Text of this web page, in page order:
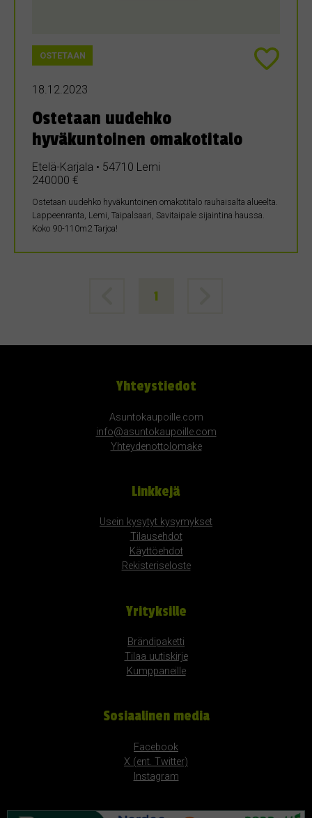
OSTETAAN
18.12.2023
Ostetaan uudehko
hyväkuntoinen omakotitalo
Etelä-Karjala • 54710 Lemi
240000 €
Ostetaan uudehko hyväkuntoinen omakotitalo rauhaisalta alueelta.
Lappeenranta, Lemi, Taipalsaari, Savitaipale sijaintina haussa.
Koko 90-110m2 Tarjoa!
1
Yhteystiedot
Asuntokaupoille.com
info@asuntokaupoille.com
Yhteydenottolomake
Linkkejä
Usein kysytyt kysymykset
Tilausehdot
Käyttöehdot
Rekisteriseloste
Yrityksille
Brändipaketti
Tilaa uutiskirje
Kumppaneille
Sosiaalinen media
Facebook
X (ent. Twitter)
Instagram